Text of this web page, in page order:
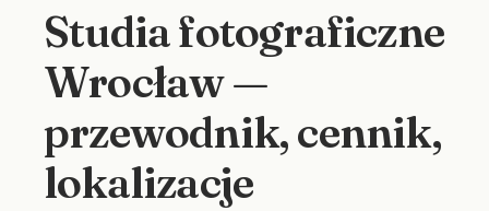
Studia fotograficzne
Wrocław —
przewodnik, cennik,
lokalizacje